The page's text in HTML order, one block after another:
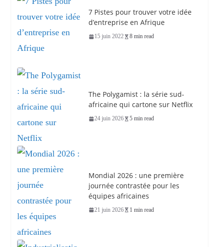
7 Pistes pour trouver votre idée
d’entreprise en Afrique
15 juin 2022 8 min read
The Polygamist : la série sud-
africaine qui cartone sur Netflix
24 juin 2026 5 min read
Mondial 2026 : une première
journée contrastée pour les
équipes africaines
21 juin 2026 1 min read